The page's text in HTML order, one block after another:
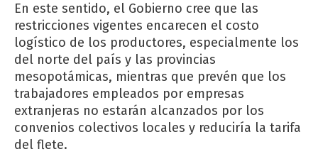
En este sentido, el Gobierno cree que las
restricciones vigentes encarecen el costo
logístico de los productores, especialmente los
del norte del país y las provincias
mesopotámicas, mientras que prevén que los
trabajadores empleados por empresas
extranjeras no estarán alcanzados por los
convenios colectivos locales y reduciría la tarifa
del flete.